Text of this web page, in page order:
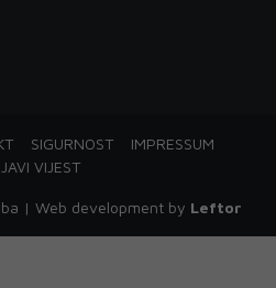
SIGURNOST
IMPRESSUM
VIJEST
| Web development by Leftor